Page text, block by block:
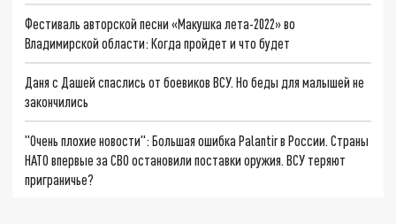
Фестиваль авторской песни «Макушка лета-2022» во
Владимирской области: Когда пройдет и что будет
Даня с Дашей спаслись от боевиков ВСУ. Но беды для малышей не
закончились
"Очень плохие новости": Большая ошибка Palantir в России. Страны
НАТО впервые за СВО остановили поставки оружия. ВСУ теряют
приграничье?